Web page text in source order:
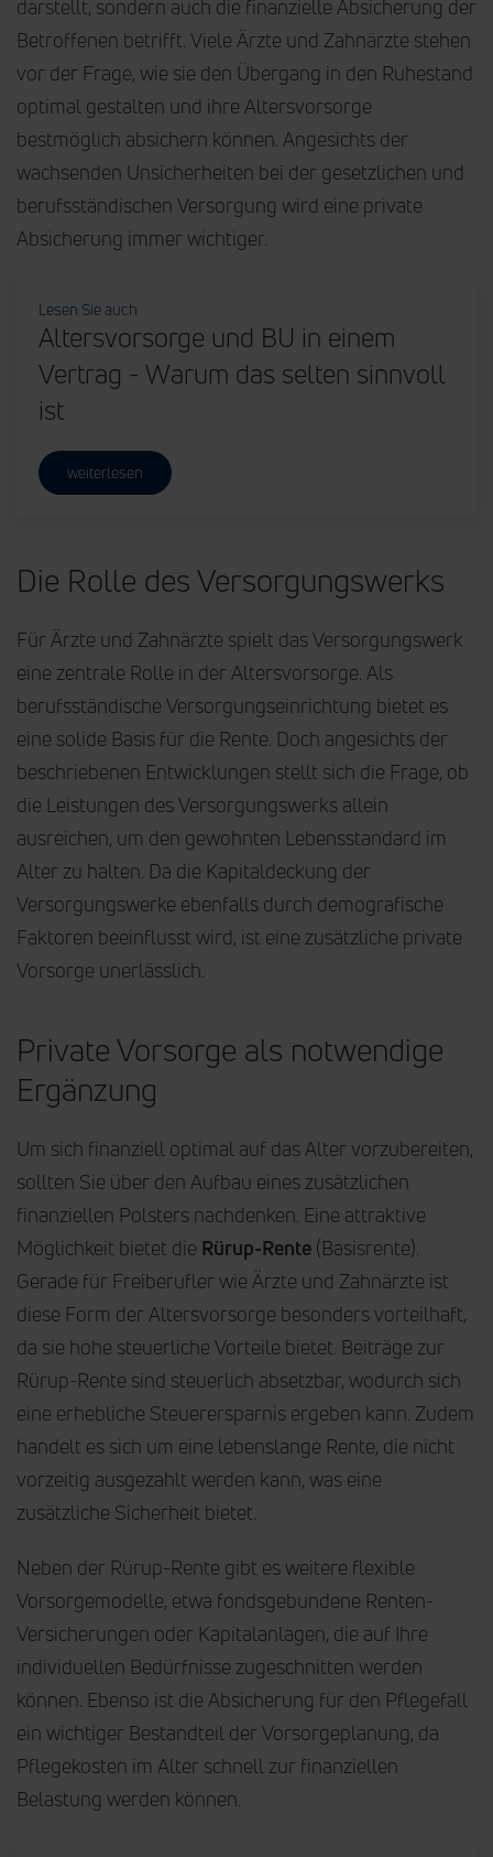
darstellt, sondern auch die finanzielle Absicherung der
Betroffenen betrifft. Viele Ärzte und Zahnärzte stehen
vor der Frage, wie sie den Übergang in den Ruhestand
optimal gestalten und ihre Altersvorsorge
bestmöglich absichern können. Angesichts der
wachsenden Unsicherheiten bei der gesetzlichen und
berufsständischen Versorgung wird eine private
Absicherung immer wichtiger.
Lesen Sie auch
Altersvorsorge und BU in einem
Vertrag - Warum das selten sinnvoll
ist
weiterlesen
Die Rolle des Versorgungswerks
Für Ärzte und Zahnärzte spielt das Versorgungswerk
eine zentrale Rolle in der Altersvorsorge. Als
berufsständische Versorgungseinrichtung bietet es
eine solide Basis für die Rente. Doch angesichts der
beschriebenen Entwicklungen stellt sich die Frage, ob
die Leistungen des Versorgungswerks allein
ausreichen, um den gewohnten Lebensstandard im
Alter zu halten. Da die Kapitaldeckung der
Versorgungswerke ebenfalls durch demografische
Faktoren beeinflusst wird, ist eine zusätzliche private
Vorsorge unerlässlich.
Private Vorsorge als notwendige
Ergänzung
Um sich finanziell optimal auf das Alter vorzubereiten,
sollten Sie über den Aufbau eines zusätzlichen
finanziellen Polsters nachdenken. Eine attraktive
Möglichkeit bietet die Rürup-Rente (Basisrente).
Gerade für Freiberufler wie Ärzte und Zahnärzte ist
diese Form der Altersvorsorge besonders vorteilhaft,
da sie hohe steuerliche Vorteile bietet. Beiträge zur
Rürup-Rente sind steuerlich absetzbar, wodurch sich
eine erhebliche Steuerersparnis ergeben kann. Zudem
handelt es sich um eine lebenslange Rente, die nicht
vorzeitig ausgezahlt werden kann, was eine
zusätzliche Sicherheit bietet.
Neben der Rürup-Rente gibt es weitere flexible
Vorsorgemodelle, etwa fondsgebundene Renten-
Versicherungen oder Kapitalanlagen, die auf Ihre
individuellen Bedürfnisse zugeschnitten werden
können. Ebenso ist die Absicherung für den Pflegefall
ein wichtiger Bestandteil der Vorsorgeplanung, da
Pflegekosten im Alter schnell zur finanziellen
Belastung werden können.